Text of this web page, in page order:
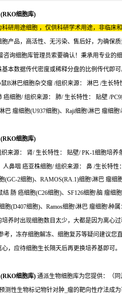
细胞库)
科研用途细胞 ，仅供科研学术用途，非临床和
产品，高活性、无污染、售后好，为确保
咨询细胞库管理员索要确认！秉承用专业的
本数据传代密度或稀释分盘的比例传代即
B淋巴细胞杂交瘤 /组织来源： 淋巴 /生长特
癌细胞/ 组织来源： 肺/ 生长特性： 贴壁 /
巴 瘤细胞(U937细胞)、Raji细胞\淋巴 瘤细
细胞库)
来源： 肾/ 生长特性： 贴壁/ PK-1细胞培养
人鼻咽 癌亚株细胞/ 组织来源： 鼻 /生长特性
(GC-2细胞)、RAMOS(RA.1)细胞\淋巴 瘤细
肠 癌细胞(C26细胞)、SF126细胞\脑 瘤细
胞(D407细胞)、Ramos细胞\淋巴 瘤细胞\种
养时出现细胞数目太少，大都是因为离心
考，冻存细胞解冻、细胞复苏等疑问建议您
，应待细胞生长隔天后再更换培养基即可。
细胞库) 通派生物细胞库为您提供：（同
测性生物标记物针对肿_瘤的靶向性疗法成